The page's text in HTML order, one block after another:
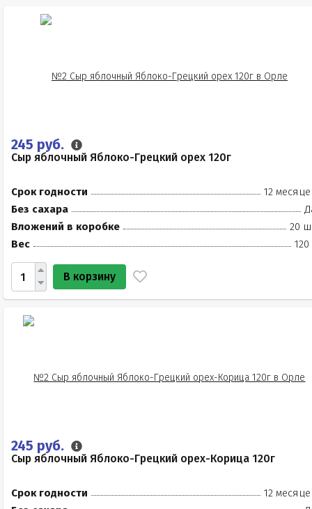
245 руб.
Сыр яблочный Яблоко-Грецкий орех 120г
Срок годности
12
Без сахара
Вложений в коробке
20
Вес
120
В корзину
245 руб.
Сыр яблочный Яблоко-Грецкий орех-Корица 120г
Срок годности
12